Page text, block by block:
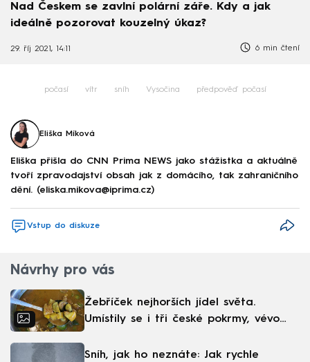
Nad Českem se zavlní polární záře. Kdy a jak
ideálně pozorovat kouzelný úkaz?
29. říj 2021, 14:11 6 min čtení
počasí vítr sníh Vysočina předpověď počasí
Eliška Míková
Eliška přišla do CNN Prima NEWS jako stážistka a aktuálně
tvoří zpravodajství obsah jak z domácího, tak zahraničního
dění. (eliska.mikova@iprima.cz)
Vstup do diskuze
Návrhy pro vás
Žebříček nejhorších jídel světa.
Umístily se i tři české pokrmy, vévodí
Sníh, jak ho neznáte: Jak rychle